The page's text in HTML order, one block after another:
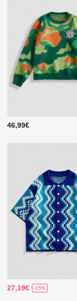
46,99€
27,19€ -15%